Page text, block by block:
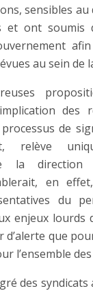
sensibles
et ont soumis
au sein de
des
de
relève
la direction
en
du
enjeux lourds
que
l’ensemble
des